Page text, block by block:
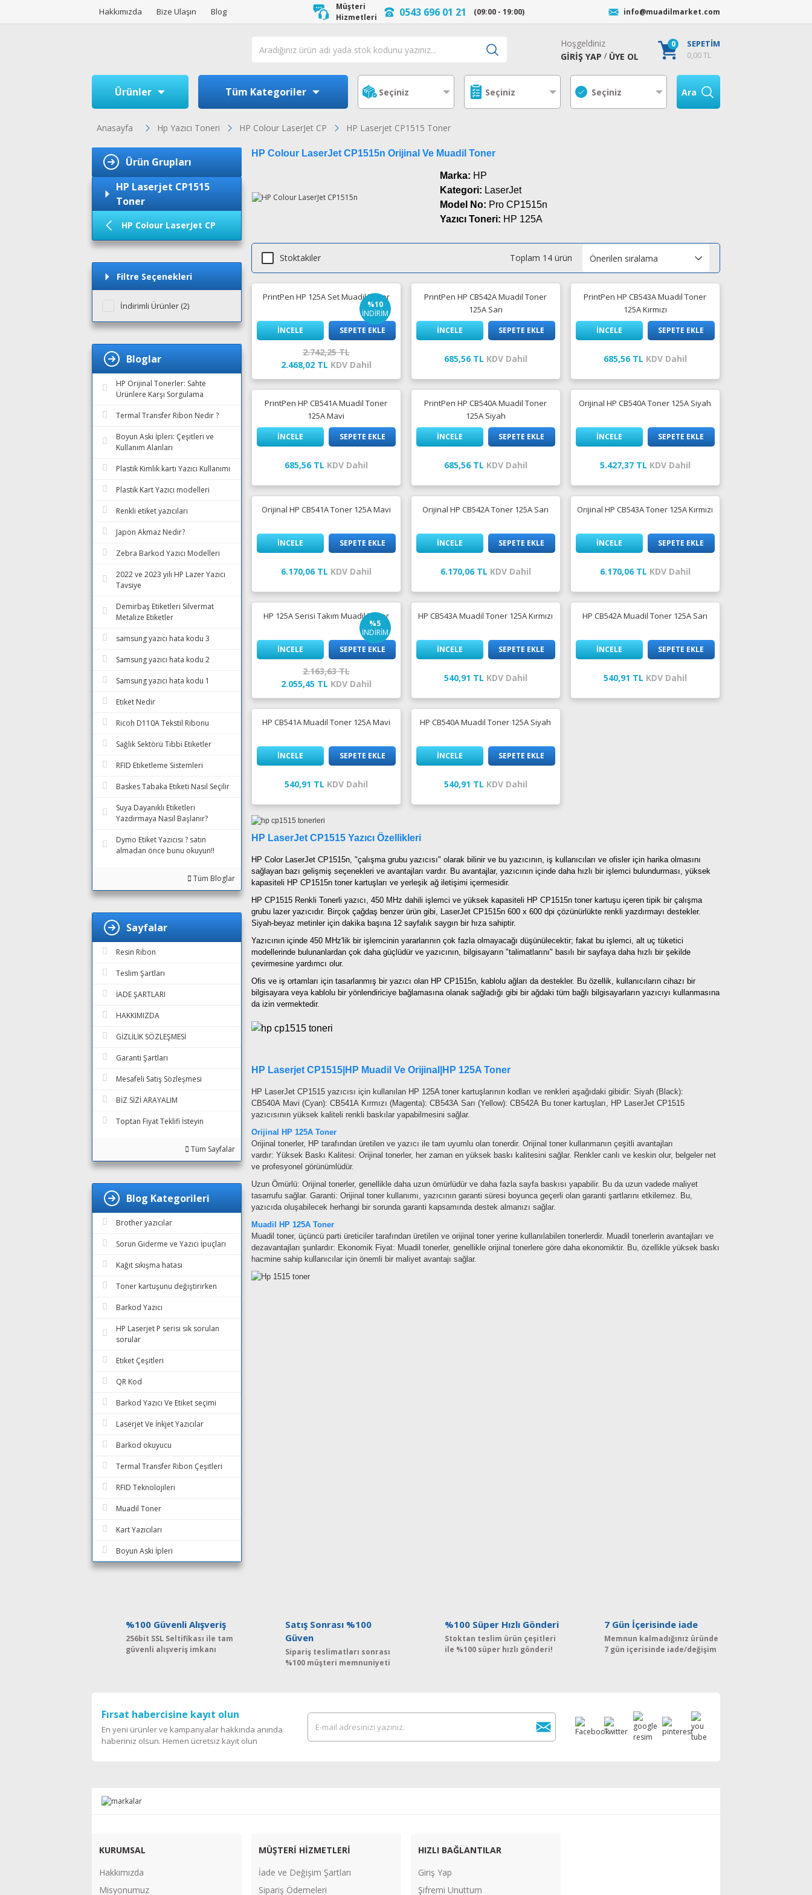
Hakkımızda Bize Ulaşın Blog
Müşteri
Hizmetleri
0543 696 01 21 (09:00 - 19:00) info@muadilmarket.com
Hoşgeldiniz
GİRİŞ YAP / ÜYE OL
0
SEPETİM
0,00 TL
Ürünler Tüm Kategoriler Ara
Anasayfa Hp Yazıcı Toneri HP Colour LaserJet CP HP Laserjet CP1515 Toner
Ürün Grupları
HP Laserjet CP1515
Toner
HP Colour LaserJet CP
Filtre Seçenekleri
İndirimli Ürünler (2)
Bloglar
HP Orijinal Tonerler: Sahte
Ürünlere Karşı Sorgulama
Termal Transfer Ribon Nedir ?
Boyun Aski İpleri: Çeşitleri ve
Kullanım Alanları
Plastik Kimlik kartı Yazıcı Kullanımı
Plastik Kart Yazıcı modelleri
Renkli etiket yazıcıları
Japon Akmaz Nedir?
Zebra Barkod Yazıcı Modelleri
2022 ve 2023 yılı HP Lazer Yazıcı
Tavsiye
Demirbaş Etiketleri Silvermat
Metalize Etiketler
samsung yazıcı hata kodu 3
Samsung yazıcı hata kodu 2
Samsung yazıcı hata kodu 1
Etiket Nedir
Ricoh D110A Tekstil Ribonu
Sağlık Sektörü Tıbbi Etiketler
RFID Etiketleme Sistemleri
Baskes Tabaka Etiketi Nasıl Seçilir
Suya Dayanıklı Etiketleri
Yazdırmaya Nasıl Başlanır?
Dymo Etiket Yazıcısı ? satın
almadan önce bunu okuyun!!
Tüm Bloglar
Sayfalar
Resin Ribon
Teslim Şartları
İADE ŞARTLARI
HAKKIMIZDA
GİZLİLİK SÖZLEŞMESİ
Garanti Şartları
Mesafeli Satış Sözleşmesi
BİZ SİZİ ARAYALIM
Toptan Fiyat Teklifi İsteyin
Tüm Sayfalar
Blog Kategorileri
Brother yazıcılar
Sorun Giderme ve Yazıcı İpuçları
Kağıt sıkışma hatası
Toner kartuşunu değiştirirken
Barkod Yazıcı
HP Laserjet P serisi sık sorulan
sorular
Etiket Çeşitleri
QR Kod
Barkod Yazıcı Ve Etiket seçimi
Laserjet Ve İnkjet Yazıcılar
Barkod okuyucu
Termal Transfer Ribon Çeşitleri
RFID Teknolojileri
Muadil Toner
Kart Yazıcıları
Boyun Aski İpleri
HP Colour LaserJet CP1515n Orijinal Ve Muadil Toner
Marka: HP
Kategori: LaserJet
Model No: Pro CP1515n
Yazıcı Toneri: HP 125A
Stoktakiler Toplam 14 ürün
%10
İNDİRİM
PrintPen HP 125A Set Muadil Toner
İNCELE SEPETE EKLE
2.742,25 TL
2.468,02 TL KDV Dahil
PrintPen HP CB542A Muadil Toner
125A Sarı
İNCELE SEPETE EKLE
685,56 TL KDV Dahil
PrintPen HP CB543A Muadil Toner
125A Kırmızı
İNCELE SEPETE EKLE
685,56 TL KDV Dahil
PrintPen HP CB541A Muadil Toner
125A Mavi
İNCELE SEPETE EKLE
685,56 TL KDV Dahil
PrintPen HP CB540A Muadil Toner
125A Siyah
İNCELE SEPETE EKLE
685,56 TL KDV Dahil
Orijinal HP CB540A Toner 125A Siyah
İNCELE SEPETE EKLE
5.427,37 TL KDV Dahil
Orijinal HP CB541A Toner 125A Mavi
İNCELE SEPETE EKLE
6.170,06 TL KDV Dahil
Orijinal HP CB542A Toner 125A Sarı
İNCELE SEPETE EKLE
6.170,06 TL KDV Dahil
Orijinal HP CB543A Toner 125A Kırmızı
İNCELE SEPETE EKLE
6.170,06 TL KDV Dahil
%5
İNDİRİM
HP 125A Serisi Takım Muadil Toner
İNCELE SEPETE EKLE
2.163,63 TL
2.055,45 TL KDV Dahil
HP CB543A Muadil Toner 125A Kırmızı
İNCELE SEPETE EKLE
540,91 TL KDV Dahil
HP CB542A Muadil Toner 125A Sarı
İNCELE SEPETE EKLE
540,91 TL KDV Dahil
HP CB541A Muadil Toner 125A Mavi
İNCELE SEPETE EKLE
540,91 TL KDV Dahil
HP CB540A Muadil Toner 125A Siyah
İNCELE SEPETE EKLE
540,91 TL KDV Dahil
HP LaserJet CP1515 Yazıcı Özellikleri
HP Color LaserJet CP1515n, "çalışma grubu yazıcısı" olarak bilinir ve bu yazıcının, iş kullanıcıları ve ofisler için harika olmasını
sağlayan bazı gelişmiş seçenekleri ve avantajları vardır. Bu avantajlar, yazıcının içinde daha hızlı bir işlemci bulundurması, yüksek
kapasiteli HP CP1515n toner kartuşları ve yerleşik ağ iletişimi içermesidir.
HP CP1515 Renkli Tonerli yazıcı, 450 MHz dahili işlemci ve yüksek kapasiteli HP CP1515n toner kartuşu içeren tipik bir çalışma
grubu lazer yazıcıdır. Birçok çağdaş benzer ürün gibi, LaserJet CP1515n 600 x 600 dpi çözünürlükte renkli yazdırmayı destekler.
Siyah-beyaz metinler için dakika başına 12 sayfalık saygın bir hıza sahiptir.
Yazıcının içinde 450 MHz'lik bir işlemcinin yararlarının çok fazla olmayacağı düşünülecektir; fakat bu işlemci, alt uç tüketici
modellerinde bulunanlardan çok daha güçlüdür ve yazıcının, bilgisayarın "talimatlarını" basılı bir sayfaya daha hızlı bir şekilde
çevirmesine yardımcı olur.
Ofis ve iş ortamları için tasarlanmış bir yazıcı olan HP CP1515n, kablolu ağları da destekler. Bu özellik, kullanıcıların cihazı bir
bilgisayara veya kablolu bir yönlendiriciye bağlamasına olanak sağladığı gibi bir ağdaki tüm bağlı bilgisayarların yazıcıyı kullanmasına
da izin vermektedir.
HP Laserjet CP1515|HP Muadil Ve Orijinal|HP 125A Toner
HP LaserJet CP1515 yazıcısı için kullanılan HP 125A toner kartuşlarının kodları ve renkleri aşağıdaki gibidir: Siyah (Black):
CB540A Mavi (Cyan): CB541A Kırmızı (Magenta): CB543A Sarı (Yellow): CB542A Bu toner kartuşları, HP LaserJet CP1515
yazıcısının yüksek kaliteli renkli baskılar yapabilmesini sağlar.
Orijinal HP 125A Toner
Orijinal tonerler, HP tarafından üretilen ve yazıcı ile tam uyumlu olan tonerdir. Orijinal toner kullanmanın çeşitli avantajları
vardır: Yüksek Baskı Kalitesi: Orijinal tonerler, her zaman en yüksek baskı kalitesini sağlar. Renkler canlı ve keskin olur, belgeler net
ve profesyonel görünümlüdür.
Uzun Ömürlü: Orijinal tonerler, genellikle daha uzun ömürlüdür ve daha fazla sayfa baskısı yapabilir. Bu da uzun vadede maliyet
tasarrufu sağlar. Garanti: Orijinal toner kullanımı, yazıcının garanti süresi boyunca geçerli olan garanti şartlarını etkilemez. Bu,
yazıcıda oluşabilecek herhangi bir sorunda garanti kapsamında destek almanızı sağlar.
Muadil HP 125A Toner
Muadil toner, üçüncü parti üreticiler tarafından üretilen ve orijinal toner yerine kullanılabilen tonerlerdir. Muadil tonerlerin avantajları ve
dezavantajları şunlardır: Ekonomik Fiyat: Muadil tonerler, genellikle orijinal tonerlere göre daha ekonomiktir. Bu, özellikle yüksek baskı
hacmine sahip kullanıcılar için önemli bir maliyet avantajı sağlar.
%100 Güvenli Alışveriş
256bit SSL Seltifikası ile tam
güvenli alışveriş imkanı
Satış Sonrası %100
Güven
Sipariş teslimatları sonrası
%100 müşteri memnuniyeti
%100 Süper Hızlı Gönderi
Stoktan teslim ürün çeşitleri
ile %100 süper hızlı gönderi!
7 Gün İçerisinde iade
Memnun kalmadığınız üründe
7 gün içerisinde iade/değişim
Fırsat habercisine kayıt olun
En yeni ürünler ve kampanyalar hakkında anında
haberiniz olsun. Hemen ücretsiz kayıt olun
KURUMSAL
Hakkımızda
Misyonumuz
MÜŞTERİ HİZMETLERİ
İade ve Değişim Şartları
Sipariş Ödemeleri
HIZLI BAĞLANTILAR
Giriş Yap
Şifremi Unuttum